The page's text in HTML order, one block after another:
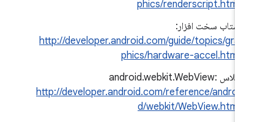
phics/renderscript.html
شتاب سخت افزار:
http://developer.android.com/guide/topics/gra
phics/hardware-accel.html
http://developer.android.com/reference/androi
d/webkit/WebView.html